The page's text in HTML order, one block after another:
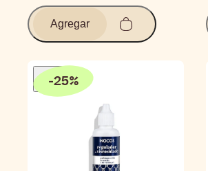
Agregar
-25%